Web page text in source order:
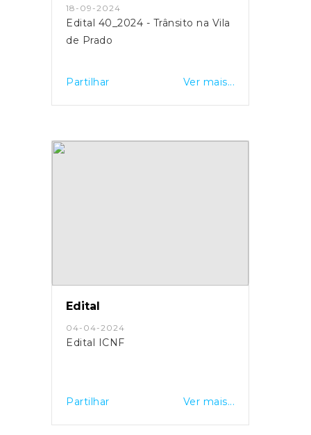
18-09-2024
Edital 40_2024 - Trânsito na Vila
de Prado
Partilhar Ver mais...
Edital
04-04-2024
Edital ICNF
Partilhar Ver mais...